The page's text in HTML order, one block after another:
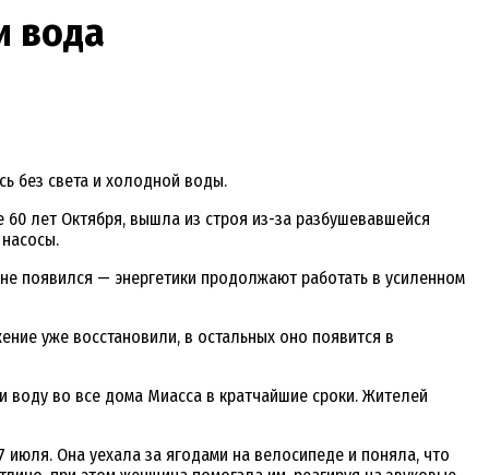
вода
без света и холодной воды.
лет Октября, вышла из строя из-за разбушевавшейся
появился — энергетики продолжают работать в усиленном
уже восстановили, в остальных оно появится в
воду во все дома Миасса в кратчайшие сроки. Жителей
июля. Она уехала за ягодами на велосипеде и поняла, что